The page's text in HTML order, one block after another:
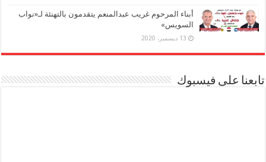
أبناء المرحوم غريب عبدالمنعم يتقدمون بالتهنئة لـ«نواب
السويس»
13 ديسمبر، 2020
تابعنا على فيسبوك